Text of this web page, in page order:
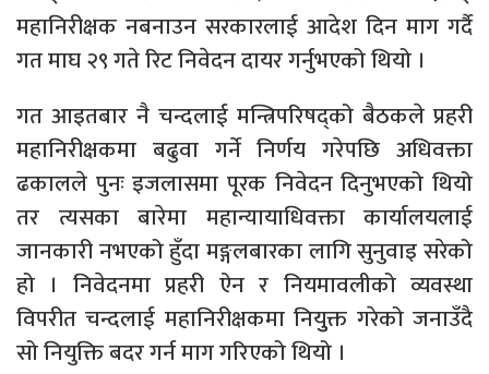
महानिरीक्षक नबनाउन सरकारलाई आदेश दिन माग गर्दै
गत माघ २९ गते रिट निवेदन दायर गर्नुभएको थियो ।
गत आइतबार नै चन्दलाई मन्त्रिपरिषद्को बैठकले प्रहरी
महानिरीक्षकमा बढुवा गर्ने निर्णय गरेपछि अधिवक्ता
ढकालले पुनः इजलासमा पूरक निवेदन दिनुभएको थियो
तर त्यसका बारेमा महान्यायाधिवक्ता कार्यालयलाई
जानकारी नभएको हुँदा मङ्गलबारका लागि सुनुवाइ सरेको
हो । निवेदनमा प्रहरी ऐन र नियमावलीको व्यवस्था
विपरीत चन्दलाई महानिरीक्षकमा नियुुक्त गरेको जनाउँदै
सो नियुक्ति बदर गर्न माग गरिएको थियो ।